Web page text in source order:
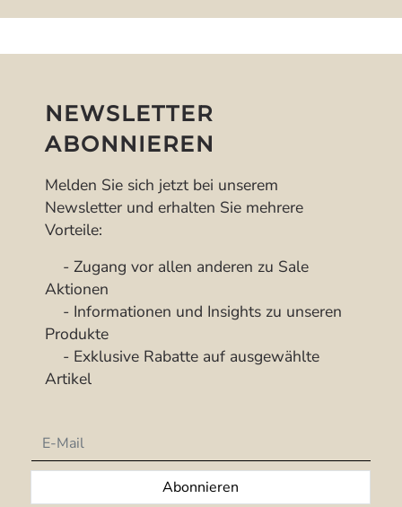
NEWSLETTER
ABONNIEREN
Melden Sie sich jetzt bei unserem
Newsletter und erhalten Sie mehrere
Vorteile:
- Zugang vor allen anderen zu Sale
Aktionen
- Informationen und Insights zu unseren
Produkte
- Exklusive Rabatte auf ausgewählte
Artikel
Newsletter
Abonnieren